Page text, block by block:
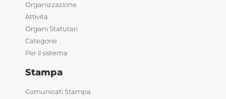
Organizzazione
Attività
Organi Statutari
Categorie
Per il sistema
Stampa
Comunicati Stampa